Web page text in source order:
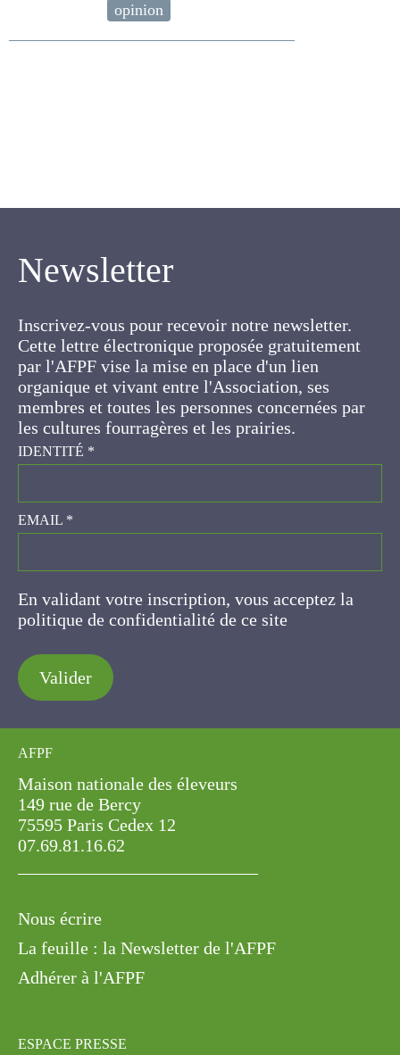
Honoré
opinion
Newsletter
Cette lettre électronique proposée
gratuitement par l'AFPF vise la mise en place
d'un lien organique et vivant entre l'Association,
ses membres et toutes les personnes
concernées par les cultures fourragères et les
prairies.
IDENTITÉ*
EMAIL*
En validant votre inscription, vous acceptez la
politique de confidentialité de ce site
Valider
AFPF
Maison nationale des éleveurs
149 rue de Bercy
75595 Paris Cedex 12
07.69.81.16.62
Nous écrire
La feuille : la Newsletter de l'AFPF
Adhérer à l'AFPF
ESPACE PRESSE